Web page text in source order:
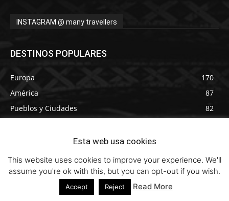
INSTAGRAM @ many travellers
DESTINOS POPULARES
Europa
170
América
87
Pueblos y Ciudades
82
Especiales
55
Esta web usa cookies
This website uses cookies to improve your experience. We'll
assume you're ok with this, but you can opt-out if you wish.
Accept Reject Read More